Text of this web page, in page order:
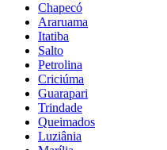
Chapecó
Araruama
Itatiba
Salto
Petrolina
Criciúma
Guarapari
Trindade
Queimados
Luziânia